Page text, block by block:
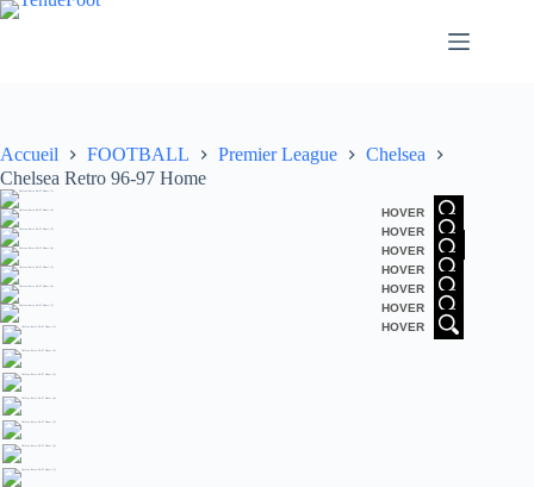
Passer
Accueil FOOTBALL Premier League
Chelsea
Chelsea Retro 96-97 Home
HOVER
HOVER
HOVER
HOVER
HOVER
HOVER
HOVER